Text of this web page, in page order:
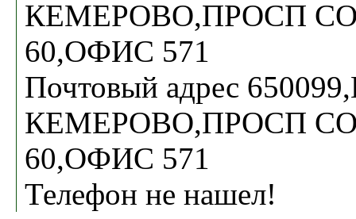
КЕМЕРОВО,ПРОСП
60,ОФИС 571
Почтовый адрес
КЕМЕРОВО,ПРОСП
60,ОФИС 571
Телефон не нашел!